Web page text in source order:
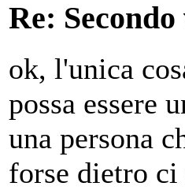
Re:
ok, l'unica
possa essere
una persona
forse dietro